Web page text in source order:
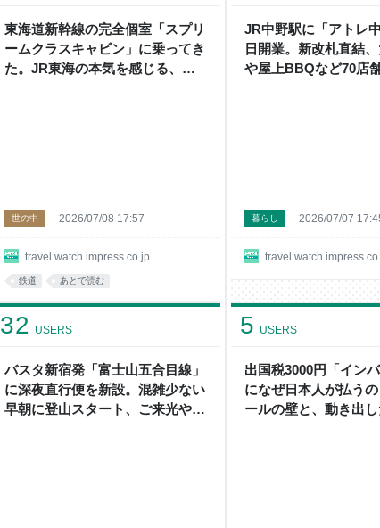
東海道新幹線の完全個室「スプリ
ームクラスキャビン」に乗ってき
た。JR東海の本気を感じる、最
travel.watch.impress.co.jp
世の中 2026/07/08 17:57
鉄道 あとで読む
JR中野駅に「アトレ
日開業。新改札直結
や屋上BBQなど70店
暮らし 2026/07/07
バスタ新宿発「富士山五合目線」
に深夜直行便を新設。混雑少ない
早朝に登山スタート、ご来光や雲
32 USERS
出国税3000円「イン
になぜ日本人が払う
ールの壁と、動き出
5 USERS